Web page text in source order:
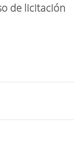
de licitación